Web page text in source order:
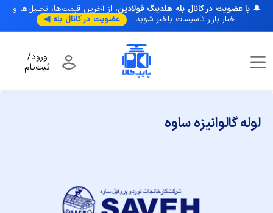
🔔با عضویت در کانال بله هلدینگ فولادین، از آخرین قیمت‌ها، تحلیل‌ها و
اخبار بازار تأسیسات با‌خبر شوید
عضویت در کانال بله ◀
ورود/
ثبت‌نام
لوله گالوانیزه ساوه
لوله گالوانیزه ساوه